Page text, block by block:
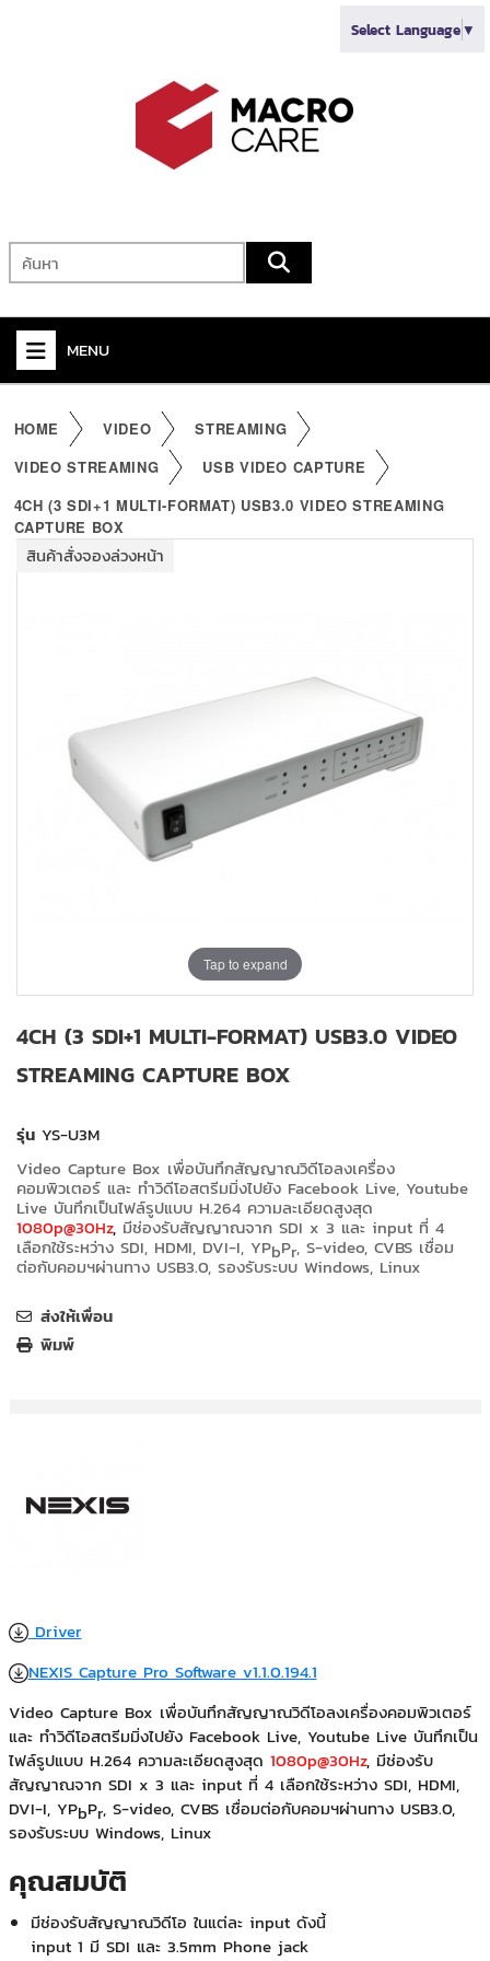
Select Language▼
MENU
KVM
+
PDU
SUPPORT
CONTACT US
HOME VIDEO
STREAMING
VIDEO STREAMING
USB VIDEO CAPTURE
4CH (3 SDI+1 MULTI-FORMAT) USB3.0 VIDEO STREAMING
CAPTURE BOX
สินค้าสั่งจองล่วงหน้า
Tap to expand
4CH (3 SDI+1 MULTI-FORMAT) USB3.0 VIDEO
STREAMING CAPTURE BOX
รุ่น YS-U3M
Video Capture Box เพื่อบันทึกสัญญาณวิดีโอลงเครื่อง
คอมพิวเตอร์ และ ทำวิดีโอสตรีมมิ่งไปยัง Facebook Live, Youtube
Live บันทึกเป็นไฟล์รูปแบบ H.264 ความละเอียดสูงสุด
1080p@30Hz, มีช่องรับสัญญาณจาก SDI x 3 และ input ที่ 4
เลือกใช้ระหว่าง SDI, HDMI, DVI-I, YPbPr, S-video, CVBS เชื่อม
ต่อกับคอมฯผ่านทาง USB3.0, รองรับระบบ Windows, Linux
ส่งให้เพื่อน
พิมพ์
Driver
NEXIS Capture Pro Software v1.1.0.194.1
Video Capture Box เพื่อบันทึกสัญญาณวิดีโอลงเครื่องคอมพิวเตอร์
และ ทำวิดีโอสตรีมมิ่งไปยัง Facebook Live, Youtube Live บันทึกเป็น
ไฟล์รูปแบบ H.264 ความละเอียดสูงสุด 1080p@30Hz,มีช่องรับ
สัญญาณจาก SDI x 3 และ input ที่ 4 เลือกใช้ระหว่าง SDI, HDMI,
DVI-I, YPbPr, S-video, CVBS เชื่อมต่อกับคอมฯผ่านทาง USB3.0,
รองรับระบบ Windows, Linux
คุณสมบัติ
มีช่องรับสัญญาณวิดีโอ ในแต่ละ input ดังนี้
input 1 มี SDI และ 3.5mm Phone jack